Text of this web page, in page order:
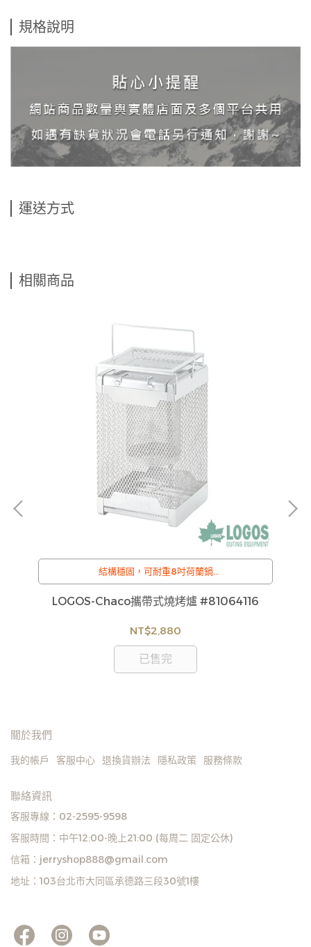
規格說明
運送方式
相關商品
結構穩固，可耐重8吋荷蘭鍋
/
訂購注意事項 :
情形，客服人員將立即與您聯繫交期或更換商品，如
無法出貨，本公司將有權取消訂單，造成不便尚請見
諒。如遇庫存不足無法下單，亦歡迎洽詢客服。
LOGOS-Chaco攜帶式燒烤爐 #81064116
NT$2,880
已售完
關於我們
我的帳戶 客服中心 退換貨辦法 隱私政策 服務條款
聯絡資訊
客服專線：02-2595-9598
客服時間：中午12:00-晚上21:00 (每周二 固定公休)
信箱：jerryshop888@gmail.com
地址：103台北市大同區承德路三段30號1樓